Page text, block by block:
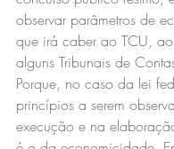
observar parâmetros de
que irá caber ao TCU, ao
alguns Tribunais de
Porque, no caso da lei
princípios a serem
execução e na